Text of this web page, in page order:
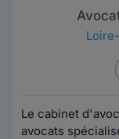
Le cabinet
avocats